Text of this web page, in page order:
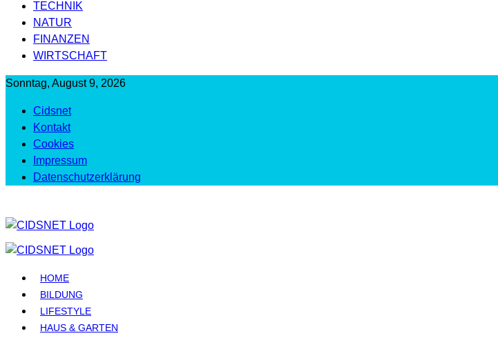
TECHNIK
NATUR
FINANZEN
WIRTSCHAFT
Sonntag, August 9, 2026
Cidsnet
Kontakt
Cookies
Impressum
Datenschutzerklärung
HOME
BILDUNG
LIFESTYLE
HAUS & GARTEN